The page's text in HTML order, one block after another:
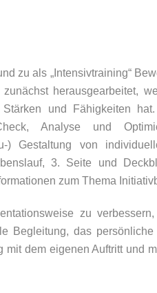
zu als „Intensivtraining“
herausgearbeitet,
und Fähigkeiten
Analyse und
) Gestaltung von
3. Seite und
zum Thema
zu
Begleitung, das persönliche
dem eigenen Auftritt und